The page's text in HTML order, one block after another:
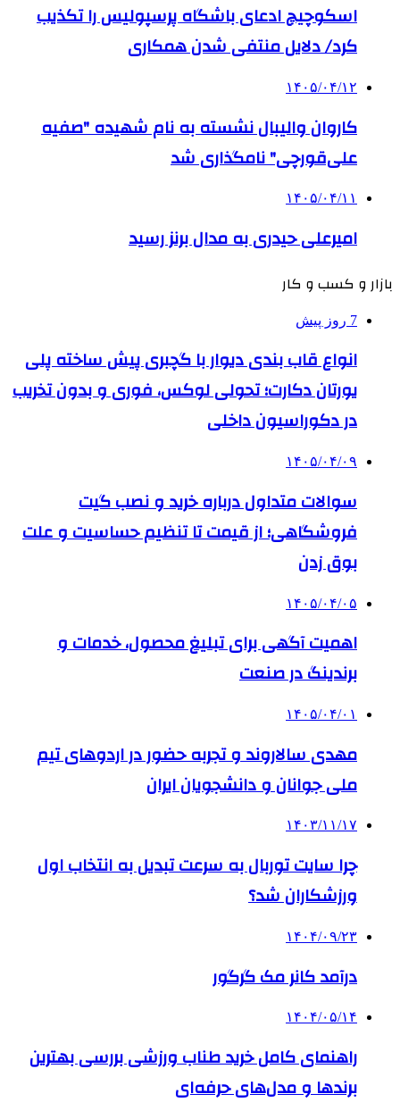
اسکوچیچ ادعای باشگاه پرسپولیس را تکذیب
کرد/ دلایل منتفی شدن همکاری
۱۴۰۵/۰۴/۱۲
کاروان والیبال نشسته به نام شهیده "صفیه
علی‌قورچی" نامگذاری شد
۱۴۰۵/۰۴/۱۱
امیرعلی حیدری به مدال برنز رسید
بازار و کسب و کار
7 روز پیش
انواع قاب بندی دیوار با گچبری پیش ساخته پلی
یورتان دکارت؛ تحولی لوکس، فوری و بدون تخریب
در دکوراسیون داخلی
۱۴۰۵/۰۴/۰۹
سوالات متداول درباره خرید و نصب گیت
فروشگاهی؛ از قیمت تا تنظیم حساسیت و علت
بوق زدن
۱۴۰۵/۰۴/۰۵
اهمیت آگهی برای تبلیغ محصول، خدمات و
برندینگ در صنعت
۱۴۰۵/۰۴/۰۱
مهدی سالاروند و تجربه حضور در اردوهای تیم
ملی جوانان و دانشجویان ایران
۱۴۰۳/۱۱/۱۷
چرا سایت توربال به ‌سرعت تبدیل به انتخاب اول
ورزشکاران شد؟
۱۴۰۴/۰۹/۲۳
درآمد کانر مک گرگور
۱۴۰۴/۰۵/۱۴
راهنمای کامل خرید طناب ورزشی بررسی بهترین
برندها و مدل‌های حرفه‌ای